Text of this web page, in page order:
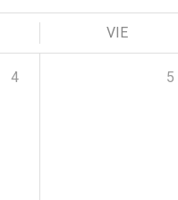
VIE
4 5